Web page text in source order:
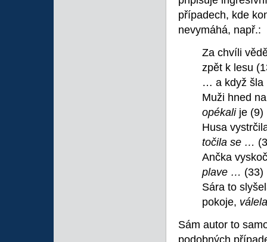
případech, kde
nevymáhá, např.:
Za chvíli
zpět k lesu
… a když šla
Muži hned
opékali je (9)
Husa
točila se …
Ančka
plave … (33)
Sára to
pokoje,
Sám autor to
podobných